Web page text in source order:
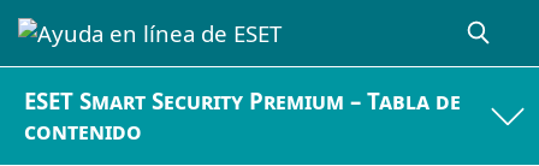
ESET Smart Security Premium – Tabla de
contenido